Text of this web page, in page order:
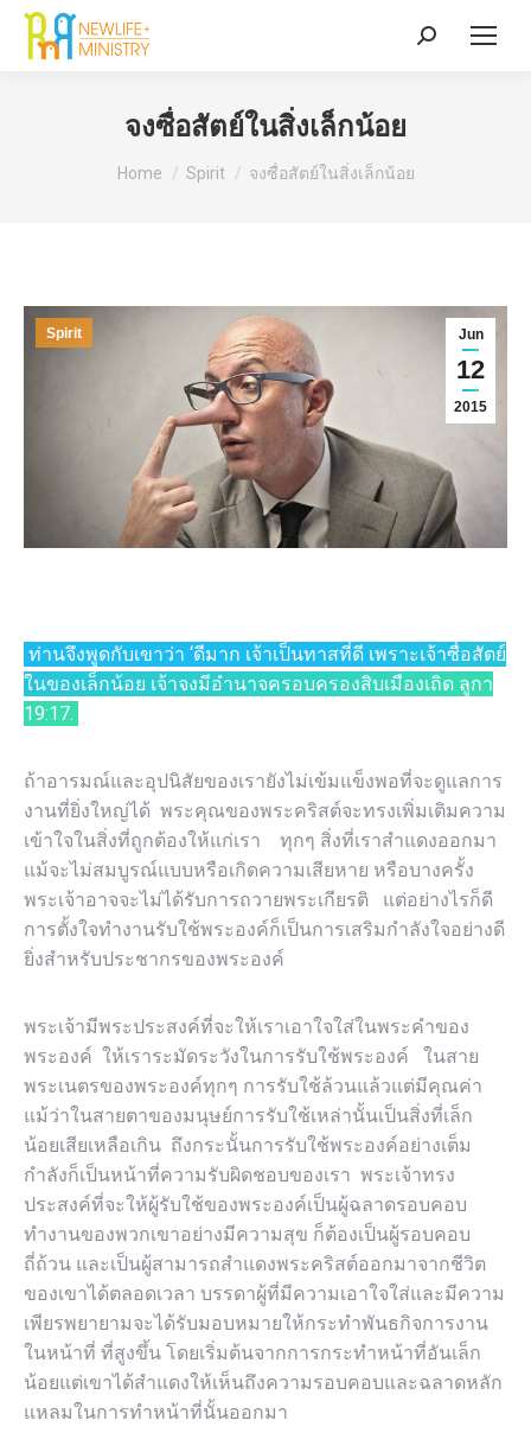
Search:
จงซื่อสัตย์ในสิ่งเล็กน้อย
You are here:
Home Spirit จงซื่อสัตย์ในสิ่งเล็กน้อย
Jun
12
2015
Spirit
ท่าน​จึง​พูด​กับ​เขา​ว่า ‘ดี​มาก เจ้า​เป็น​ทาส​ที่​ดี เพราะ​เจ้า​ซื่อ​สัตย์​
ใน​ของ​เล็ก​น้อย เจ้า​จง​มี​อำ​นาจ​ครอบ​ครอง​สิบ​เมือง​เถิด ลูกา
19:17.
ถ้าอารมณ์และอุปนิสัยของเรายังไม่เข้มแข็งพอที่จะดูแลการ
งานที่ยิ่งใหญ่ได้ พระคุณของพระคริสต์จะทรงเพิ่มเติมความ
เข้าใจในสิ่งที่ถูกต้องให้แก่เรา ทุกๆ สิ่งที่เราสำแดงออกมา
แม้จะไม่สมบูรณ์แบบหรือเกิดความเสียหาย หรือบางครั้ง
พระเจ้าอาจจะไม่ได้รับการถวายพระเกียรติ แต่อย่างไรก็ดี
การตั้งใจทำงานรับใช้พระองค์ก็เป็นการเสริมกำลังใจอย่างดี
ยิ่งสำหรับประชากรของพระองค์
พระเจ้ามีพระประสงค์ที่จะให้เราเอาใจใส่ในพระคำของ
พระองค์ ให้เราระมัดระวังในการรับใช้พระองค์ ในสาย
พระเนตรของพระองค์ทุกๆ การรับใช้ล้วนแล้วแต่มีคุณค่า
แม้ว่าในสายตาของมนุษย์การรับใช้เหล่านั้นเป็นสิ่งที่เล็ก
น้อยเสียเหลือเกิน ถึงกระนั้นการรับใช้พระองค์อย่างเต็ม
กำลังก็เป็นหน้าที่ความรับผิดชอบของเรา พระเจ้าทรง
ประสงค์ที่จะให้ผู้รับใช้ของพระองค์เป็นผู้ฉลาดรอบคอบ
ทำงานของพวกเขาอย่างมีความสุข ก็ต้องเป็นผู้รอบคอบ
ถี่ถ้วน และเป็นผู้สามารถสำแดงพระคริสต์ออกมาจากชีวิต
ของเขาได้ตลอดเวลา บรรดาผู้ที่มีความเอาใจใส่และมีความ
เพียรพยายามจะได้รับมอบหมายให้กระทำพันธกิจการงาน
ในหน้าที่ ที่สูงขึ้น โดยเริ่มต้นจากการกระทำหน้าที่อันเล็ก
น้อยแต่เขาได้สำแดงให้เห็นถึงความรอบคอบและฉลาดหลัก
แหลมในการทำหน้าที่นั้นออกมา